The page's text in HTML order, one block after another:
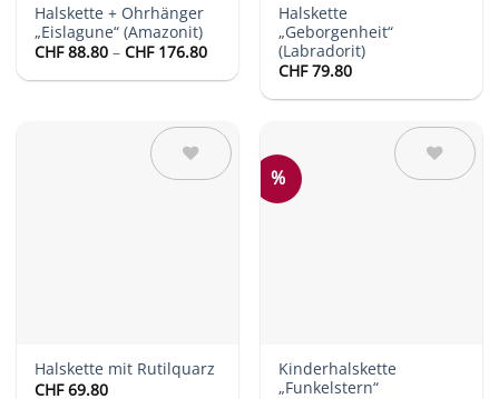
Halskette + Ohrhänger
„Eislagune“ (Amazonit)
CHF88.80 –CHF176.80Preisspanne:
CHF 88.80
bis
CHF 176.80
Halskette
„Geborgenheit“
(Labradorit)
CHF79.80
Halskette mit Rutilquarz
CHF69.80
%
Kinderhalskette
„Funkelstern“